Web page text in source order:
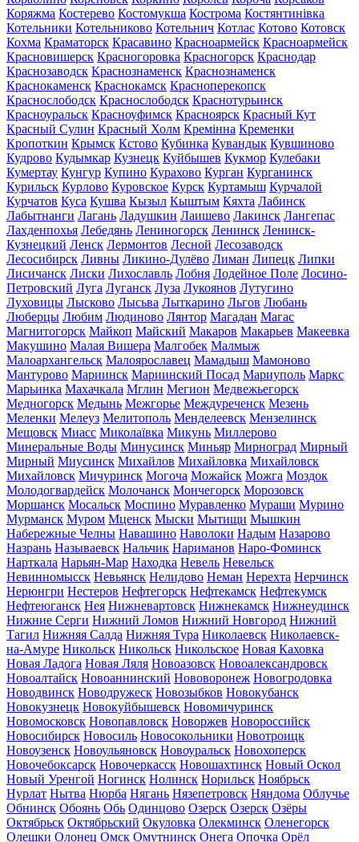
Коряжма Костерево Костомукша Кострома Костянтинівка
Котельники Котельниково Котельнич Котлас Котово Котовск
Кохма Краматорск Красавино Красноармейск Красноармейск
Красновишерск Красногоровка Красногорск Краснодар
Краснозаводск Краснознаменск Краснознаменск
Краснокаменск Краснокамск Красноперекопск
Краснослободск Краснослободск Краснотурьинск
Красноуральск Красноуфимск Красноярск Красный Кут
Красный Сулин Красный Холм Кремінна Кременки
Кропоткин Крымск Кстово Кубинка Кувандык Кувшиново
Кудрово Кудымкар Кузнецк Куйбышев Кукмор Кулебаки
Кумертау Кунгур Купино Курахово Курган Курганинск
Курильск Курлово Куровское Курск Куртамыш Курчалой
Курчатов Куса Кушва Кызыл Кыштым Кяхта Лабинск
Лабытнанги Лагань Ладушкин Лаишево Лакинск Лангепас
Лахденпохья Лебедянь Лениногорск Ленинск Ленинск-
Кузнецкий Ленск Лермонтов Лесной Лесозаводск
Лесосибирск Ливны Ликино-Дулёво Лиман Липецк Липки
Лисичанск Лиски Лихославль Лобня Лодейное Поле Лосино-
Петровский Луга Луганск Луза Лукоянов Лутугино
Луховицы Лысково Лысьва Лыткарино Льгов Любань
Люберцы Любим Людиново Лянтор Магадан Магас
Магнитогорск Майкоп Майский Макаров Макарьев Макеевка
Макушино Малая Вишера Малгобек Малмыж
Малоархангельск Малоярославец Мамадыш Мамоново
Мантурово Мариинск Мариинский Посад Мариуполь Маркс
Марьинка Махачкала Мглин Мегион Медвежьегорск
Медногорск Медынь Межгорье Междуреченск Мезень
Меленки Мелеуз Мелитополь Менделеевск Мензелинск
Мещовск Миасс Миколаївка Микунь Миллерово
Минеральные Воды Минусинск Миньяр Мирноград Мирный
Мирный Миусинск Михайлов Михайловка Михайловск
Михайловск Мичуринск Могоча Можайск Можга Моздок
Молодогвардейск Молочанск Мончегорск Морозовск
Моршанск Мосальск Моспино Муравленко Мураши Мурино
Мурманск Муром Мценск Мыски Мытищи Мышкин
Набережные Челны Навашино Наволоки Надым Назарово
Назрань Называевск Нальчик Нариманов Наро-Фоминск
Нарткала Нарьян-Мар Находка Невель Невельск
Невинномысск Невьянск Нелидово Неман Нерехта Нерчинск
Нерюнгри Нестеров Нефтегорск Нефтекамск Нефтекумск
Нефтеюганск Нея Нижневартовск Нижнекамск Нижнеудинск
Нижние Серги Нижний Ломов Нижний Новгород Нижний
Тагил Нижняя Салда Нижняя Тура Николаевск Николаевск-
на-Амуре Никольск Никольск Никольское Новая Каховка
Новая Ладога Новая Ляля Новоазовск Новоалександровск
Новоалтайск Новоаннинский Нововоронеж Новогродовка
Новодвинск Новодружеск Новозыбков Новокубанск
Новокузнецк Новокуйбышевск Новомичуринск
Новомосковск Новопавловск Новоржев Новороссийск
Новосибирск Новосиль Новосокольники Новотроицк
Новоузенск Новоульяновск Новоуральск Новохоперск
Новочебоксарск Новочеркасск Новошахтинск Новый Оскол
Новый Уренгой Ногинск Нолинск Норильск Ноябрьск
Нурлат Нытва Нюрба Нягань Нязепетровск Няндома Облучье
Обнинск Обоянь Обь Одинцово Озерск Озерск Озёры
Октябрьск Октябрьский Окуловка Олекминск Оленегорск
Олешки Олонец Омск Омутнинск Онега Опочка Орёл